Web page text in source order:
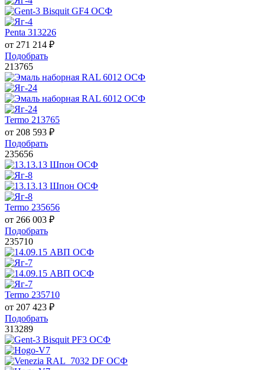
Penta 313226
от 271 214 ₽
Подобрать
213765
Termo 213765
от 208 593 ₽
Подобрать
235656
Termo 235656
от 266 003 ₽
Подобрать
235710
Termo 235710
от 207 423 ₽
Подобрать
313289